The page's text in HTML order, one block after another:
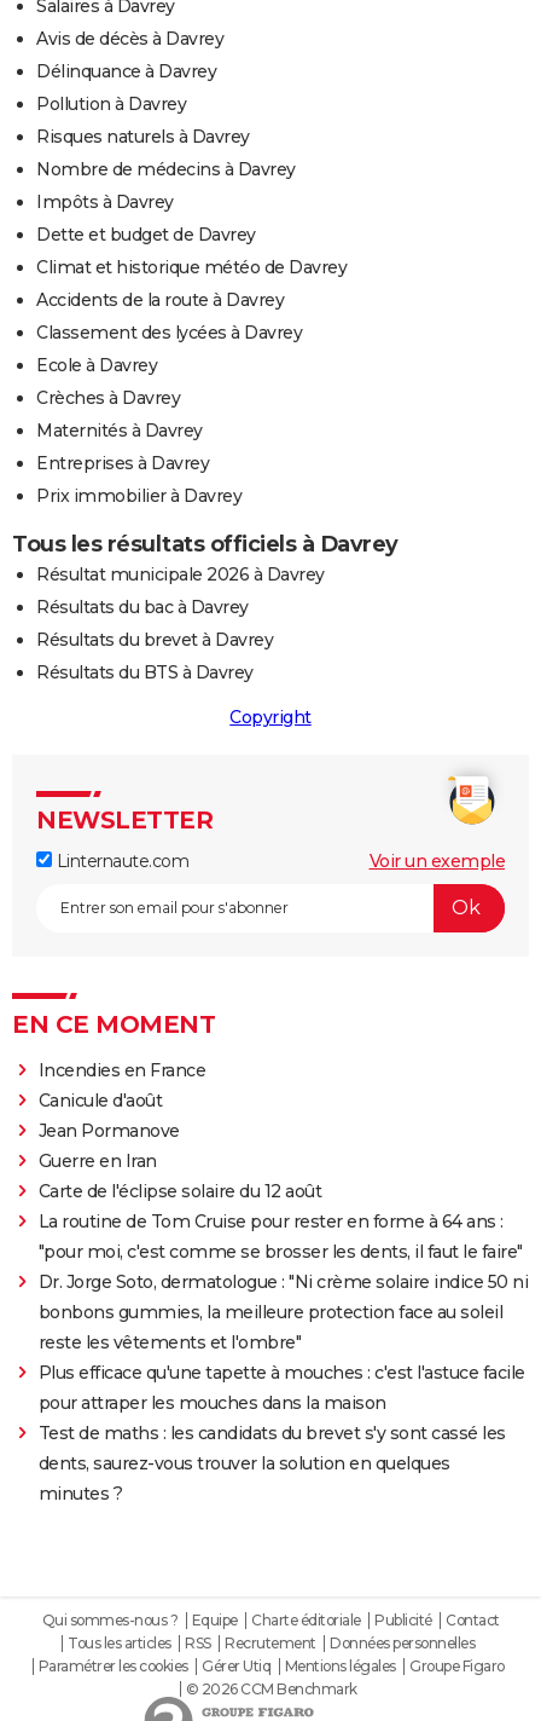
Salaires à Davrey
Avis de décès à Davrey
Délinquance à Davrey
Pollution à Davrey
Risques naturels à Davrey
Nombre de médecins à Davrey
Impôts à Davrey
Dette et budget de Davrey
Climat et historique météo de Davrey
Accidents de la route à Davrey
Classement des lycées à Davrey
Ecole à Davrey
Crèches à Davrey
Maternités à Davrey
Entreprises à Davrey
Prix immobilier à Davrey
Tous les résultats officiels à Davrey
Résultat municipale 2026 à Davrey
Résultats du bac à Davrey
Résultats du brevet à Davrey
Résultats du BTS à Davrey
Copyright
NEWSLETTER
Linternaute.com Voir un exemple
EN CE MOMENT
Incendies en France
Canicule d'août
Jean Pormanove
Guerre en Iran
Carte de l'éclipse solaire du 12 août
La routine de Tom Cruise pour rester en forme à 64 ans :
"pour moi, c'est comme se brosser les dents, il faut le faire"
Dr. Jorge Soto, dermatologue : "Ni crème solaire indice 50 ni
bonbons gummies, la meilleure protection face au soleil
reste les vêtements et l'ombre"
Plus efficace qu'une tapette à mouches : c'est l'astuce facile
pour attraper les mouches dans la maison
Test de maths : les candidats du brevet s'y sont cassé les
dents, saurez-vous trouver la solution en quelques
minutes ?
Qui sommes-nous ? Equipe Charte éditoriale Publicité
Contact
Tous les articles
RSS Recrutement
Données personnelles
Paramétrer les cookies
Gérer Utiq Mentions légales
Groupe Figaro
© 2026 CCM Benchmark